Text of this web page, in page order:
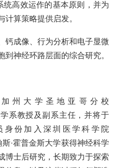
统高效运作的基本原则，并为
计算策略提供启发。
钙成像、行为分析和电子显微
神经环路层面的综合研究。
州大学圣地亚哥分校
系教授及副系主任，并将于
身份加入深圳医学科学院
·霍普金斯大学获得神经科学
博士后研究，长期致力于探索